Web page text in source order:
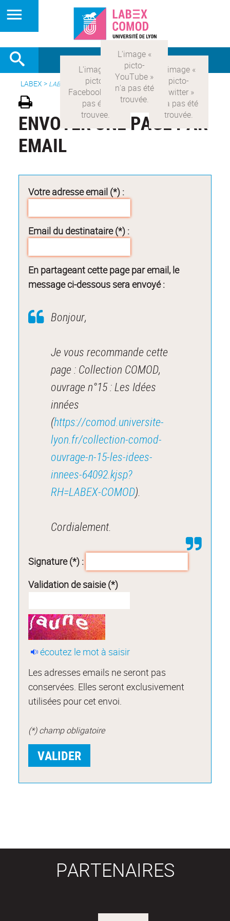
LABEX > LABEX COMOD
ENVOYER UNE PAGE PAR
EMAIL
Votre adresse email (*) :
Email du destinataire (*) :
En partageant cette page par email, le
message ci-dessous sera envoyé :
Bonjour,
Je vous recommande cette
page : Collection COMOD,
ouvrage n°15 : Les Idées
innées
(https://comod.universite-
lyon.fr/collection-comod-
ouvrage-n-15-les-idees-
innees-64092.kjsp?
RH=LABEX-COMOD).
Cordialement.
Signature (*) :
Validation de saisie (*)
écoutez le mot à saisir
Les adresses emails ne seront pas
conservées. Elles seront exclusivement
utilisées pour cet envoi.
(*) champ obligatoire
PARTENAIRES